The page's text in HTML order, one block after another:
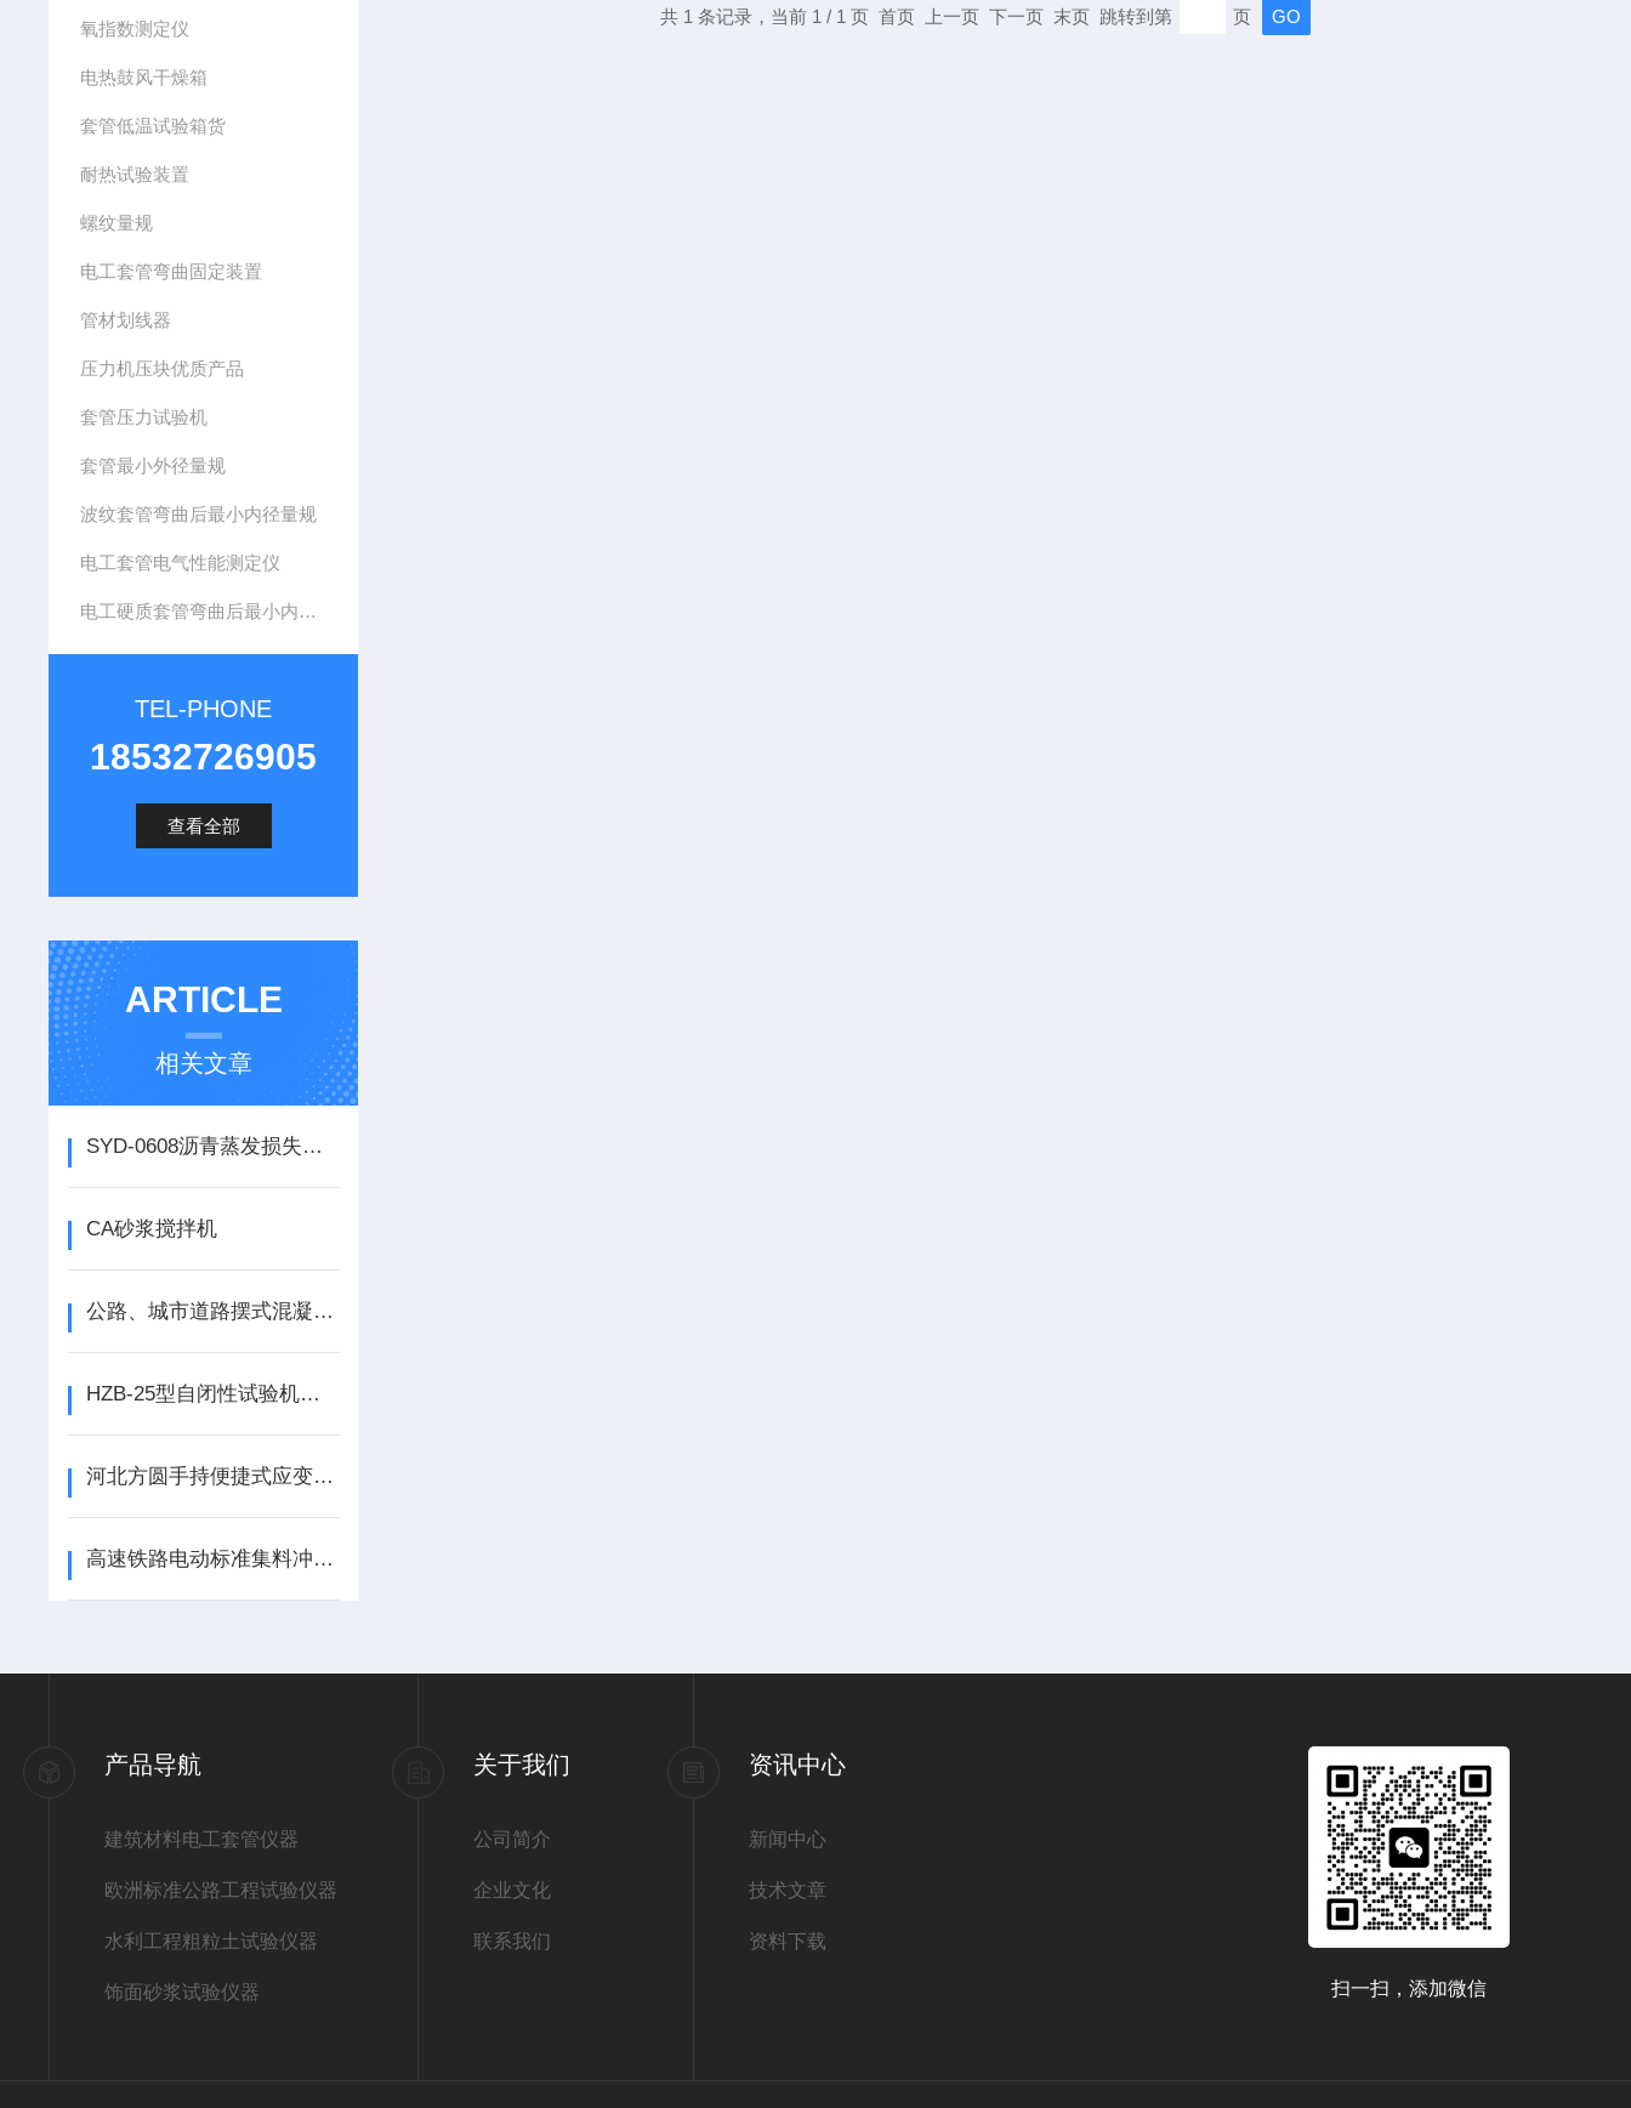
氧指数测定仪
电热鼓风干燥箱
套管低温试验箱货
耐热试验装置
螺纹量规
电工套管弯曲固定装置
管材划线器
压力机压块优质产品
套管压力试验机
套管最小外径量规
波纹套管弯曲后最小内径量规
电工套管电气性能测定仪
电工硬质套管弯曲后最小内径量规
TEL-PHONE
18532726905
查看全部
ARTICLE
相关文章
SYD-0608沥青蒸发损失试验箱技术参数
CA砂浆搅拌机
公路、城市道路摆式混凝土路面砖摩擦系数测定仪
HZB-25型自闭性试验机的使用说明
河北方圆手持便捷式应变仪 微变形测量仪
高速铁路电动标准集料冲击韧度试验机构造原理
共 1 条记录，当前 1 / 1 页 首页 上一页 下一页 末页 跳转到第 页
产品导航
建筑材料电工套管仪器
欧洲标准公路工程试验仪器
水利工程粗粒土试验仪器
饰面砂浆试验仪器
关于我们
公司简介
企业文化
联系我们
资讯中心
新闻中心
技术文章
资料下载
扫一扫，添加微信